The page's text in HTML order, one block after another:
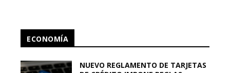
ECONOMÍA
NUEVO REGLAMENTO DE TARJETAS